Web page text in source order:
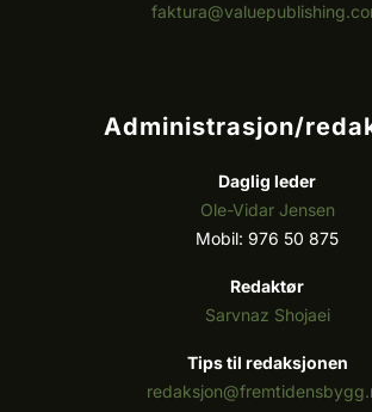
Administrasjon/
Daglig leder
Ole-Vidar Jensen
Mobil: 976 50 875
Redaktør
Sarvnaz Shojaei
Tips til redaksjonen